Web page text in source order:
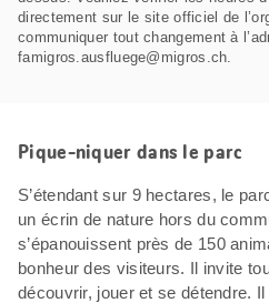
directement sur le site officiel de
communiquer tout changement à
famigros.ausfluege@migros.ch.
Pique-niquer dans le parc
S’étendant sur 9 hectares, le
un écrin de nature hors du
s’épanouissent près de 150
bonheur des visiteurs. Il invite
découvrir, jouer et se détendre.